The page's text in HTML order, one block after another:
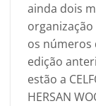
ainda dois
os números
edição
estão a
HERSAN